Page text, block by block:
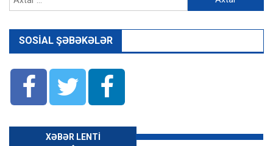
SOSIAL ŞƏBƏKƏLƏR
XƏBƏR LENTI